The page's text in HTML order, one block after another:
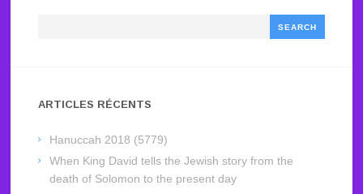
ARTICLES RÉCENTS
Hanuccah 2018 (5779)
When King David tells the Jewish story from the
death of Solomon to the present day